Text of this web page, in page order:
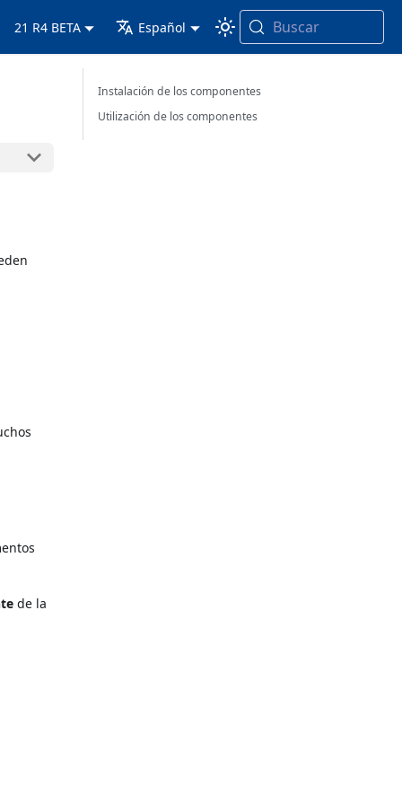
21 R4 BETA Español Buscar
de la
Instalación de los componentes
Utilización de los componentes